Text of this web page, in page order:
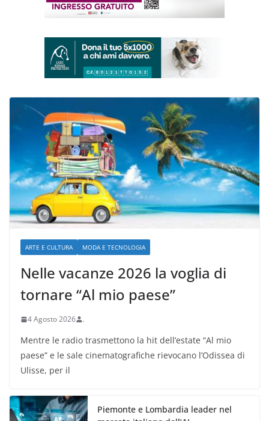
ARTE E CULTURA MODA E TECNOLOGIA
Nelle vacanze 2026 la voglia di
tornare “Al mio paese”
4 Agosto 2026 .
Mentre le radio trasmettono la hit dell’estate “Al mio
paese” e le sale cinematografiche rievocano l’Odissea di
Ulisse, per il
Piemonte e Lombardia leader nel